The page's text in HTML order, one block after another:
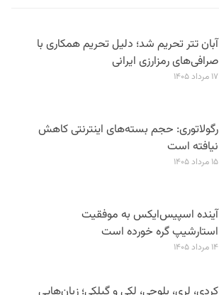
آبان تتر تحریم شد؛ دلیل تحریم همکاری با
صرافی‌های رمزارزی ایرانی
۱۷ مرداد ۱۴۰۵
رگولاتوری: حجم بسته‌های اینترنتی کاهش
نیافته است
۱۵ مرداد ۱۴۰۵
آینده اسپیس‌ایکس به موفقیت
استارشیپ گره خورده است
۱۴ مرداد ۱۴۰۵